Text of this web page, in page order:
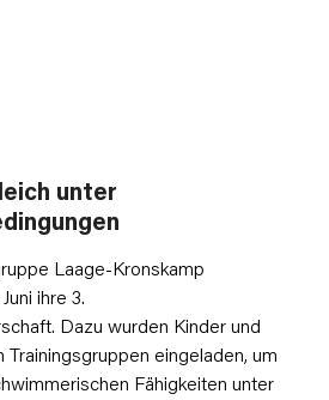
unter
Laage-Kronskamp
ihre 3.
Dazu wurden Kinder und
Trainingsgruppen eingeladen, um
Fähigkeiten unter